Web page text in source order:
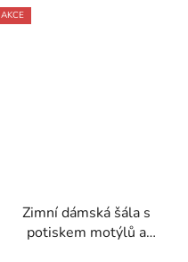
AKCE
Zimní dámská šála s
potiskem motýlů a